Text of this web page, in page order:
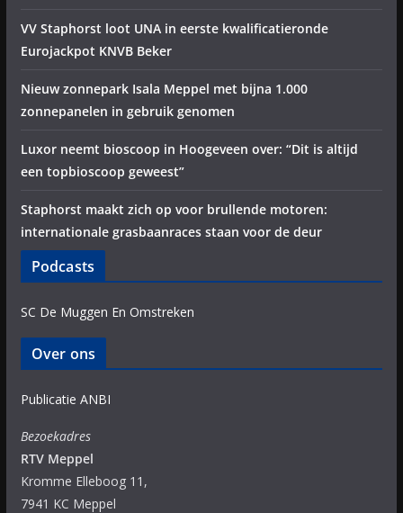
VV Staphorst loot UNA in eerste kwalificatieronde
Eurojackpot KNVB Beker
Nieuw zonnepark Isala Meppel met bijna 1.000
zonnepanelen in gebruik genomen
Luxor neemt bioscoop in Hoogeveen over: “Dit is altijd
een topbioscoop geweest”
Staphorst maakt zich op voor brullende motoren:
internationale grasbaanraces staan voor de deur
Podcasts
SC De Muggen En Omstreken
Over ons
Publicatie ANBI
Bezoekadres
RTV Meppel
Kromme Elleboog 11,
7941 KC Meppel